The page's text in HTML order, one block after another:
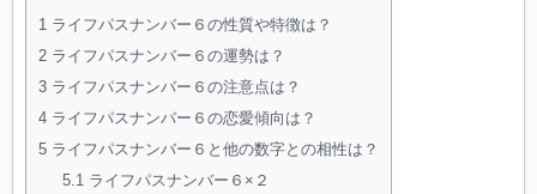
1 ライフパスナンバー６の性質や特徴は？
2 ライフパスナンバー６の運勢は？
3 ライフパスナンバー６の注意点は？
4 ライフパスナンバー６の恋愛傾向は？
5 ライフパスナンバー６と他の数字との相性は？
5.1 ライフパスナンバー６×２